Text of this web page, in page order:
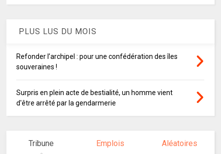
PLUS LUS DU MOIS
Refonder l’archipel : pour une confédération des îles
souveraines !
Surpris en plein acte de bestialité, un homme vient
d'être arrêté par la gendarmerie
Tribune Emplois Aléatoires